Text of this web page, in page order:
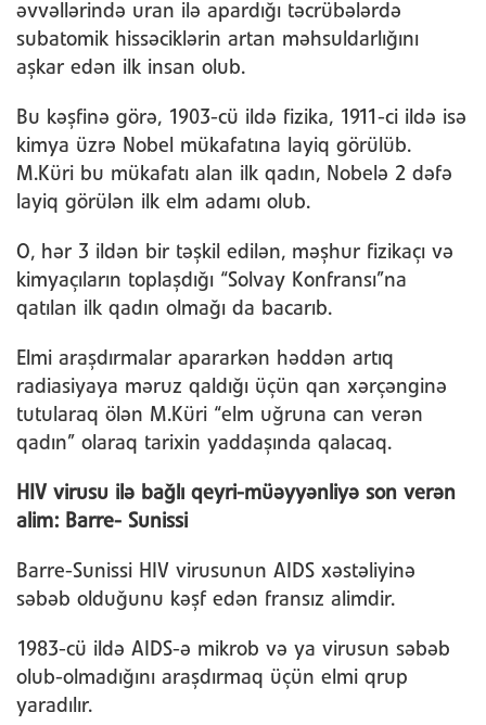
əvvəllərində uran ilə apardığı təcrübələrdə
subatomik hissəciklərin artan məhsuldarlığını
aşkar edən ilk insan olub.
Bu kəşfinə görə, 1903-cü ildə fizika, 1911-ci ildə isə
kimya üzrə Nobel mükafatına layiq görülüb.
M.Küri bu mükafatı alan ilk qadın, Nobelə 2 dəfə
layiq görülən ilk elm adamı olub.
O, hər 3 ildən bir təşkil edilən, məşhur fizikaçı və
kimyaçıların toplaşdığı “Solvay Konfransı”na
qatılan ilk qadın olmağı da bacarıb.
Elmi araşdırmalar apararkən həddən artıq
radiasiyaya məruz qaldığı üçün qan xərçənginə
tutularaq ölən M.Küri “elm uğruna can verən
qadın” olaraq tarixin yaddaşında qalacaq.
HIV virusu ilə bağlı qeyri-müəyyənliyə son verən
alim: Barre- Sunissi
Barre-Sunissi HIV virusunun AIDS xəstəliyinə
səbəb olduğunu kəşf edən fransız alimdir.
1983-cü ildə AIDS-ə mikrob və ya virusun səbəb
olub-olmadığını araşdırmaq üçün elmi qrup
yaradılır.